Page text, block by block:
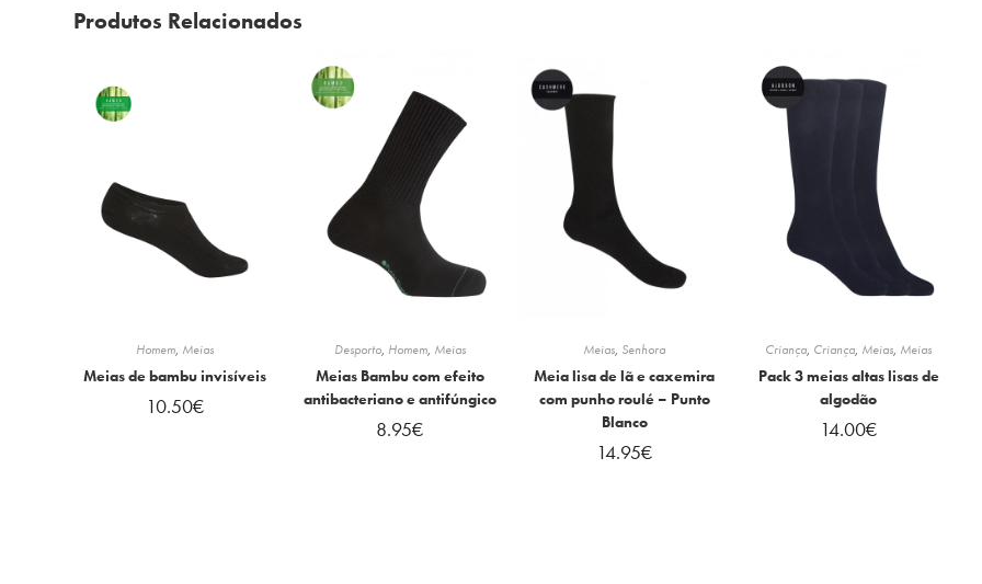
Produtos Relacionados
Homem, Meias
Meias de bambu invisíveis
10.50€
Desporto, Homem, Meias
Meias Bambu com efeito
antibacteriano e antifúngico
8.95€
Meias, Senhora
Meia lisa de lã e caxemira
com punho roulé – Punto
Blanco
14.95€
Criança, Criança, Meias, Meias
Pack 3 meias altas lisas de
algodão
14.00€